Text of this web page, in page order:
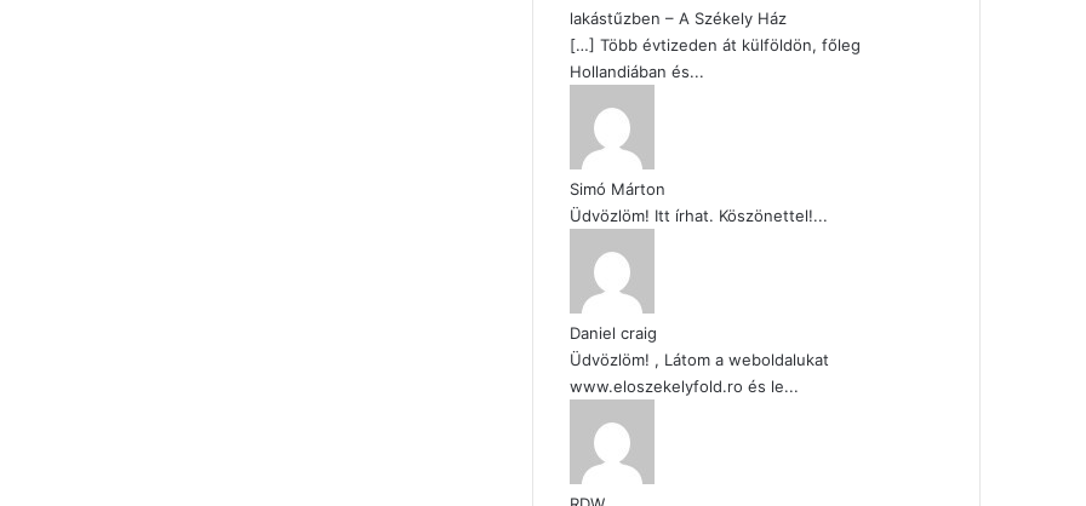
lakástűzben – A Székely Ház
[…] Több évtizeden át külföldön, főleg
Hollandiában és...
Simó Márton
Üdvözlöm! Itt írhat. Köszönettel!...
Daniel craig
Üdvözlöm! , Látom a weboldalukat
www.eloszekelyfold.ro és le...